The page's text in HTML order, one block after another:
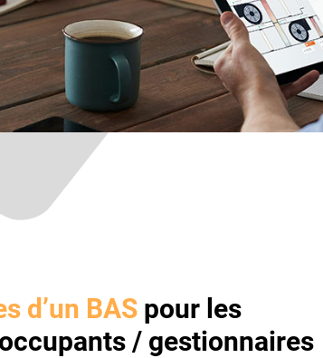
d’un BAS pour les
/ gestionnaires